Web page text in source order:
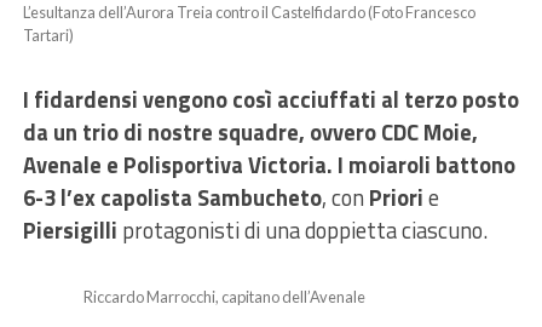
L’esultanza dell’Aurora Treia contro il Castelfidardo (Foto Francesco
Tartari)
I fidardensi vengono così acciuffati al terzo posto
da un trio di nostre squadre, ovvero CDC Moie,
Avenale e Polisportiva Victoria. I moiaroli battono
6-3 l’ex capolista Sambucheto, con Priorie
Piersigilli protagonisti di una doppietta ciascuno.
Riccardo Marrocchi, capitano dell’Avenale